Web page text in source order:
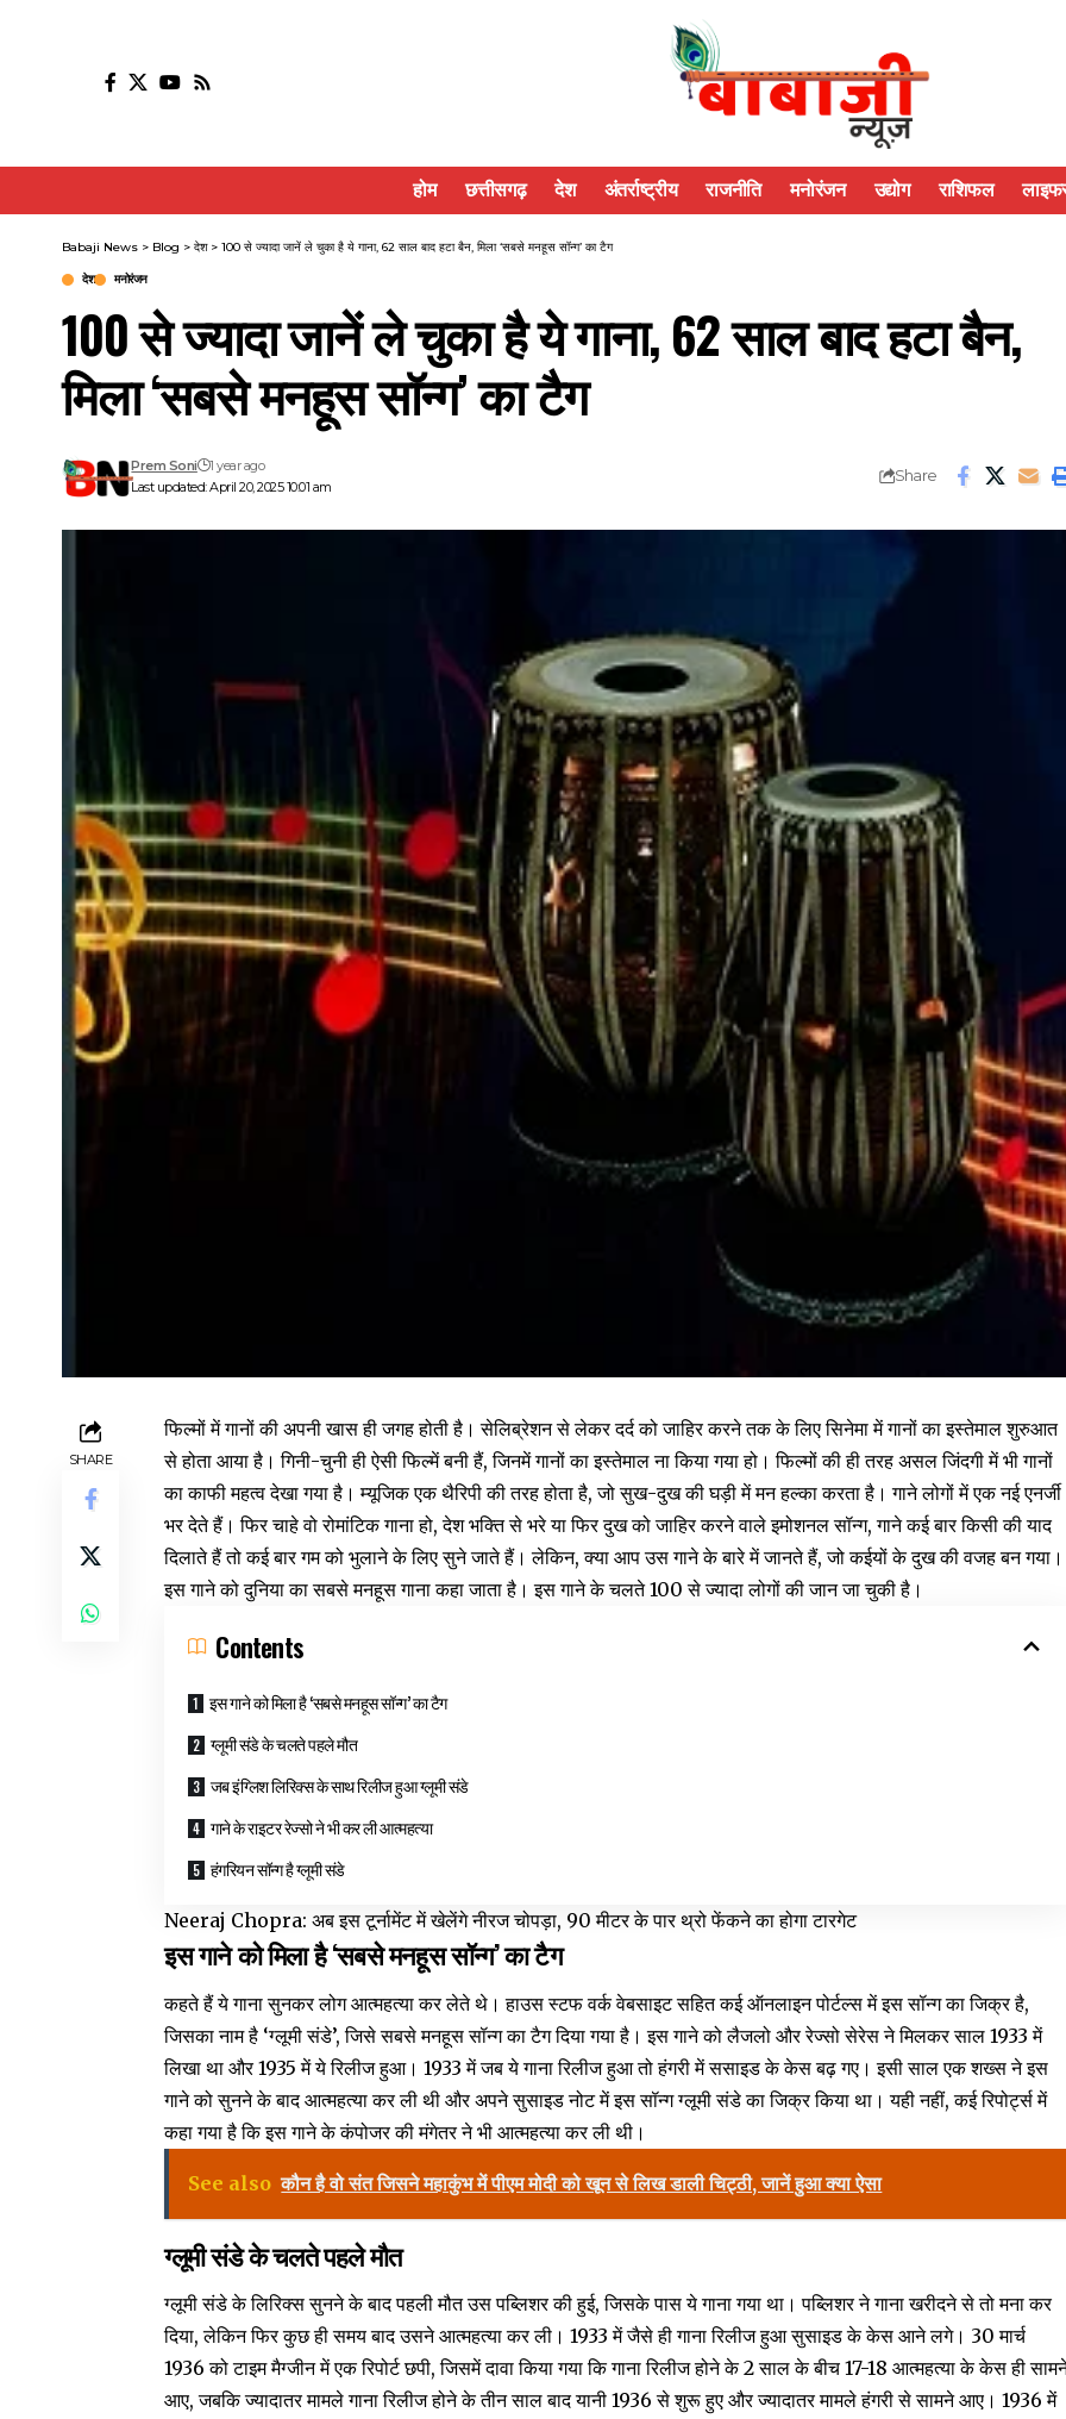
होम छत्तीसगढ़ देश अंतर्राष्ट्रीय राजनीति मनोरंजन उद्योग राशिफल
Babaji News > Blog > देश> 100 से ज्यादा जानें ले चुका है ये गाना, 62 साल बाद हटा बैन, मिला ‘सबसे मनहूस सॉन्ग’ का टैग
देश मनोरंजन
100 से ज्यादा जानें ले चुका है ये गाना, 62 साल बाद हटा बैन,
मिला ‘सबसे मनहूस सॉन्ग’ का टैग
Last updated: April 20, 2025 10:01 am
Prem Soni 1 year ago
Share
SHARE
फिल्मों में गानों की अपनी खास ही जगह होती है। सेलिब्रेशन से लेकर दर्द को जाहिर करने तक के लिए सिनेमा में गानों का इस्तेमाल शुरुआत
से होता आया है। गिनी-चुनी ही ऐसी फिल्में बनी हैं, जिनमें गानों का इस्तेमाल ना किया गया हो। फिल्मों की ही तरह असल जिंदगी में भी गानों
का काफी महत्व देखा गया है। म्यूजिक एक थैरिपी की तरह होता है, जो सुख-दुख की घड़ी में मन हल्का करता है। गाने लोगों में एक नई एनर्जी
भर देते हैं। फिर चाहे वो रोमांटिक गाना हो, देश भक्ति से भरे या फिर दुख को जाहिर करने वाले इमोशनल सॉन्ग, गाने कई बार किसी की याद
दिलाते हैं तो कई बार गम को भुलाने के लिए सुने जाते हैं। लेकिन, क्या आप उस गाने के बारे में जानते हैं, जो कईयों के दुख की वजह बन गया।
इस गाने को दुनिया का सबसे मनहूस गाना कहा जाता है। इस गाने के चलते 100 से ज्यादा लोगों की जान जा चुकी है।
Contents
इस गाने को मिला है ‘सबसे मनहूस सॉन्ग’ का टैग
ग्लूमी संडे के चलते पहले मौत
जब इंग्लिश लिरिक्स के साथ रिलीज हुआ ग्लूमी संडे
गाने के राइटर रेज्सो ने भी कर ली आत्महत्या
हंगरियन सॉन्ग है ग्लूमी संडे
Neeraj Chopra: अब इस टूर्नामेंट में खेलेंगे नीरज चोपड़ा, 90 मीटर के पार थ्रो फेंकने का होगा टारगेट
इस गाने को मिला है ‘सबसे मनहूस सॉन्ग’ का टैग
कहते हैं ये गाना सुनकर लोग आत्महत्या कर लेते थे। हाउस स्टफ वर्क वेबसाइट सहित कई ऑनलाइन पोर्टल्स में इस सॉन्ग का जिक्र है,
जिसका नाम है ‘ग्लूमी संडे’, जिसे सबसे मनहूस सॉन्ग का टैग दिया गया है। इस गाने को लैजलो और रेज्सो सेरेस ने मिलकर साल 1933 में
लिखा था और 1935 में ये रिलीज हुआ। 1933 में जब ये गाना रिलीज हुआ तो हंगरी में ससाइड के केस बढ़ गए। इसी साल एक शख्स ने इस
गाने को सुनने के बाद आत्महत्या कर ली थी और अपने सुसाइड नोट में इस सॉन्ग ग्लूमी संडे का जिक्र किया था। यही नहीं, कई रिपोर्ट्स में
कहा गया है कि इस गाने के कंपोजर की मंगेतर ने भी आत्महत्या कर ली थी।
See also कौन है वो संत जिसने महाकुंभ में पीएम मोदी को खून से लिख डाली चिट्ठी, जानें हुआ क्या ऐसा
ग्लूमी संडे के चलते पहले मौत
ग्लूमी संडे के लिरिक्स सुनने के बाद पहली मौत उस पब्लिशर की हुई, जिसके पास ये गाना गया था। पब्लिशर ने गाना खरीदने से तो मना कर
दिया, लेकिन फिर कुछ ही समय बाद उसने आत्महत्या कर ली। 1933 में जैसे ही गाना रिलीज हुआ सुसाइड के केस आने लगे। 30 मार्च
1936 को टाइम मैग्जीन में एक रिपोर्ट छपी, जिसमें दावा किया गया कि गाना रिलीज होने के 2 साल के बीच 17-18 आत्महत्या के केस ही
आए, जबकि ज्यादातर मामले गाना रिलीज होने के तीन साल बाद यानी 1936 से शुरू हुए और ज्यादातर मामले हंगरी से सामने आए। 1936 में